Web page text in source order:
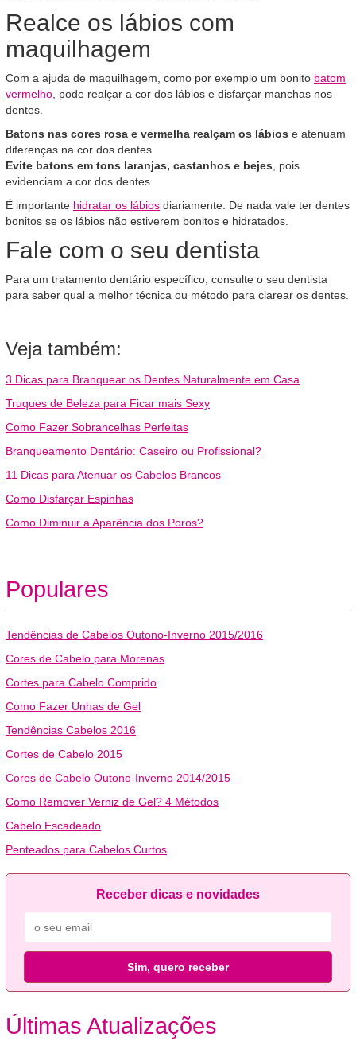
Realce os lábios com
maquilhagem
Com a ajuda de maquilhagem, como por exemplo um bonito batom
vermelho , pode realçar a cor dos lábios e disfarçar manchas nos
dentes.
Batons nas cores rosa e vermelha realçam os lábios e atenuam
diferenças na cor dos dentes
Evite batons em tons laranjas, castanhos e bejes , pois
evidenciam a cor dos dentes
É importante hidratar os lábios diariamente. De nada vale ter dentes
bonitos se os lábios não estiverem bonitos e hidratados.
Fale com o seu dentista
Para um tratamento dentário específico, consulte o seu dentista
para saber qual a melhor técnica ou método para clarear os dentes.
Veja também:
3 Dicas para Branquear os Dentes Naturalmente em Casa
Truques de Beleza para Ficar mais Sexy
Como Fazer Sobrancelhas Perfeitas
Branqueamento Dentário: Caseiro ou Profissional?
11 Dicas para Atenuar os Cabelos Brancos
Como Disfarçar Espinhas
Como Diminuir a Aparência dos Poros?
Populares
Tendências de Cabelos Outono-Inverno 2015/2016
Cores de Cabelo para Morenas
Cortes para Cabelo Comprido
Como Fazer Unhas de Gel
Tendências Cabelos 2016
Cortes de Cabelo 2015
Cores de Cabelo Outono-Inverno 2014/2015
Como Remover Verniz de Gel? 4 Métodos
Cabelo Escadeado
Penteados para Cabelos Curtos
Receber dicas e novidades
Sim, quero receber
Últimas Atualizações